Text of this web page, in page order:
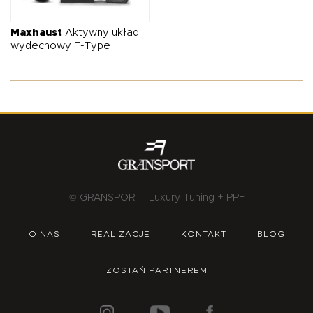
OFERTA
Maxhaust Aktywny układ
wydechowy F-Type
© GRANSPORT | Luxury Tuning + PPF
O NAS REALIZACJE KONTAKT BLOG
ZOSTAŃ PARTNEREM